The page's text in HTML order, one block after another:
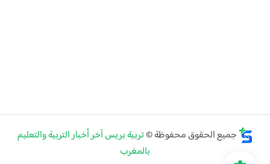
جميع الحقوق محفوظة ©تربية بريس آخر أخبار التربية والتعليم
بالمغرب